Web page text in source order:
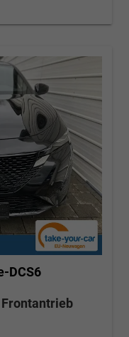
DCS6
Frontantrieb